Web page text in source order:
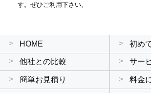
す。ぜひご利用下さい。
HOME 初め
他社との比較 サー
簡単お見積り 料金